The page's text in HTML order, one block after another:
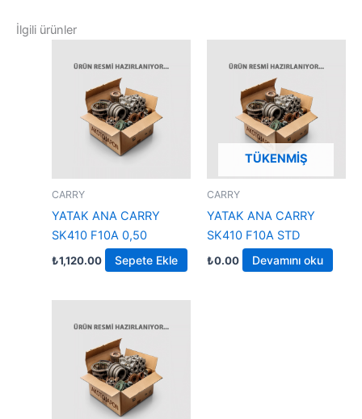
İlgili ürünler
CARRY
YATAK ANA CARRY
SK410 F10A 0,50
₺1,120.00 Sepete Ekle
TÜKENMIŞ
CARRY
YATAK ANA CARRY
SK410 F10A STD
₺0.00 Devamını oku